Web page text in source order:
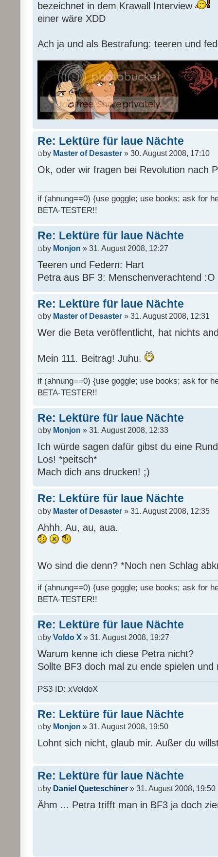
bezeichnet in dem Krawall Interview
einer wäre XDD
Ach ja und als Bestrafung: teeren und
Re: Lektüre für laue Nächte
by Master of Desaster » 30. August 2008, 17:10
Ok, oder wir fragen bei Revolution nach
if (ahnung==0) {use goggle; use books; ask for
BETA-TESTER!!
Re: Lektüre für laue Nächte
by Monjon » 31. August 2008, 12:27
Teeren und Federn: Hart
Petra aus BF 3: Menschenverachtend :O
Re: Lektüre für laue Nächte
by Master of Desaster » 31. August 2008, 12:31
Wer die Beta veröffentlicht, hat nichts
Mein 111. Beitrag! Juhu.
if (ahnung==0) {use goggle; use books; ask for
BETA-TESTER!!
Re: Lektüre für laue Nächte
by Monjon » 31. August 2008, 12:33
Ich würde sagen dafür gibst du eine
Los! *peitsch*
Mach dich ans drucken! ;)
Re: Lektüre für laue Nächte
by Master of Desaster » 31. August 2008, 12:35
Ahhh. Au, au, aua.
Wo sind die denn? *Noch nen Schlag
if (ahnung==0) {use goggle; use books; ask for
BETA-TESTER!!
Re: Lektüre für laue Nächte
by Voldo X » 31. August 2008, 19:27
Warum kenne ich diese Petra nicht?
Sollte BF3 doch mal zu ende spielen
PS3 ID: xVoldoX
Re: Lektüre für laue Nächte
by Monjon » 31. August 2008, 19:50
Lohnt sich nicht, glaub mir. Außer du
Re: Lektüre für laue Nächte
by Daniel Queteschiner » 31. August 2008, 19:50
Ähm ... Petra trifft man in BF3 ja doch